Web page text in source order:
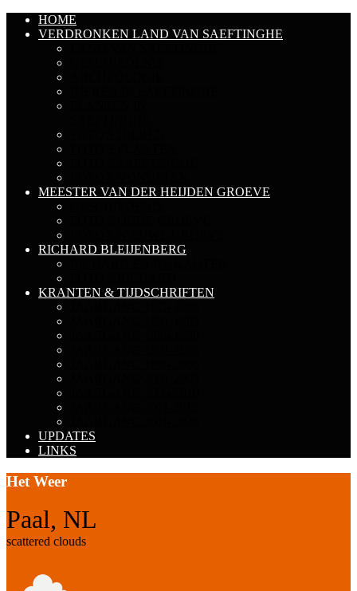
HOME
VERDRONKEN LAND VAN SAEFTINGHE
MEESTER VAN DER HEIJDEN GROEVE
RICHARD BLEIJENBERG
KRANTEN & TIJDSCHRIFTEN
UPDATES
LINKS
Het Weer
Paal, NL
scattered clouds